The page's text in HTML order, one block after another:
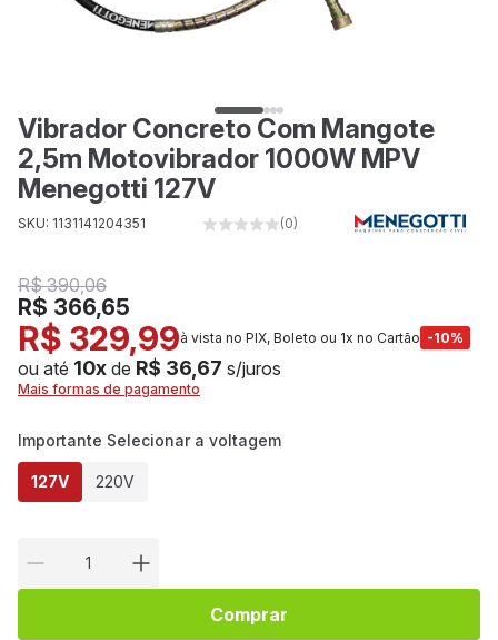
Vibrador Concreto Com Mangote
2,5m Motovibrador 1000W MPV
Menegotti 127V
SKU: 1131141204351 (0)
R$ 390,06
R$ 366,65
R$ 329,99à vista no PIX, Boleto ou 1x no Cartão -10%
ou até 10x de R$ 36,67 s/juros
Mais formas de pagamento
Importante Selecionar a voltagem
127V 220V
Comprar